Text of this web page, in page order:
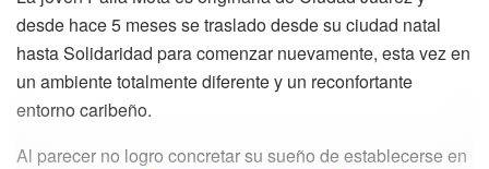
desde hace 5 meses se traslado desde su ciudad natal
hasta Solidaridad para comenzar nuevamente, esta vez en
un ambiente totalmente diferente y un reconfortante
entorno caribeño.
Al parecer no logro concretar su sueño de establecerse en